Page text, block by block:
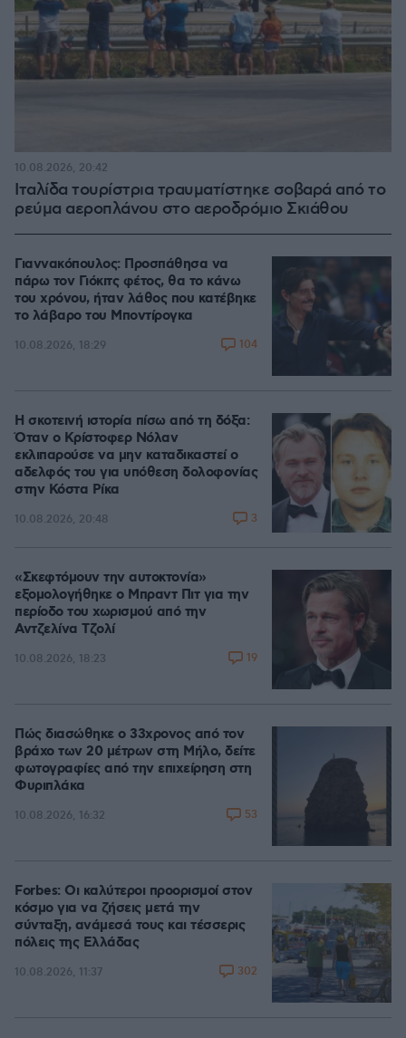
Ιταλίδα τουρίστρια τραυματίστηκε σοβαρά από το
ρεύμα αεροπλάνου στο αεροδρόμιο Σκιάθου
10.08.2026, 20:42
Γιαννακόπουλος: Προσπάθησα να
πάρω τον Γιόκιτς φέτος, θα το κάνω
του χρόνου, ήταν λάθος που κατέβηκε
το λάβαρο του Μποντίρογκα
10.08.2026, 18:29 104
Η σκοτεινή ιστορία πίσω από τη δόξα:
Όταν ο Κρίστοφερ Νόλαν
εκλιπαρούσε να μην καταδικαστεί ο
αδελφός του για υπόθεση δολοφονίας
στην Κόστα Ρίκα
10.08.2026, 20:48 3
«Σκεφτόμουν την αυτοκτονία»
εξομολογήθηκε ο Μπραντ Πιτ για την
περίοδο του χωρισμού από την
Αντζελίνα Τζολί
10.08.2026, 18:23 19
Πώς διασώθηκε ο 33χρονος από τον
βράχο των 20 μέτρων στη Μήλο, δείτε
φωτογραφίες από την επιχείρηση στη
Φυριπλάκα
10.08.2026, 16:32 53
Forbes: Οι καλύτεροι προορισμοί στον
κόσμο για να ζήσεις μετά την
σύνταξη, ανάμεσά τους και τέσσερις
πόλεις της Ελλάδας
10.08.2026, 11:37 302